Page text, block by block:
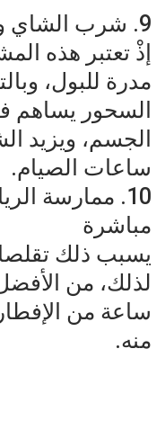
9. شرب الشاي والقهوة عند السحور
إذْ تعتبر هذه
مدرة للبول،
السحور
الجسم، ويزيد
ساعات الصيام.
10. ممارسة
مباشرة
يسبب ذلك
لذلك، من
منه.